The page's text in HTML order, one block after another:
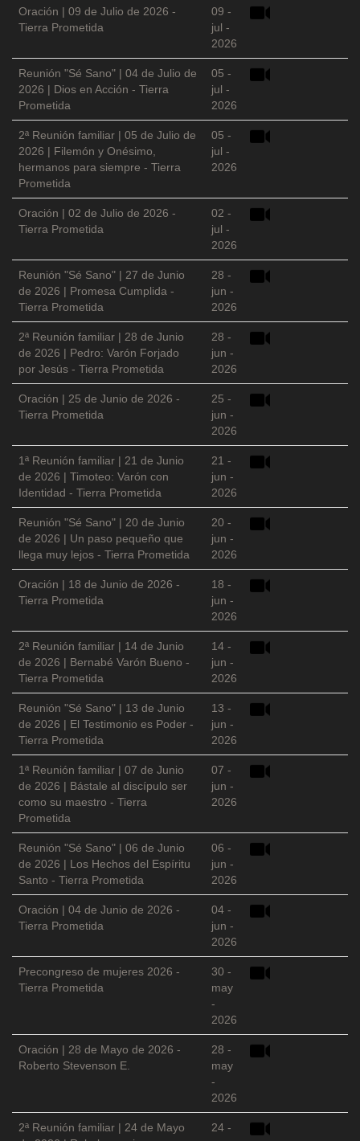
Oración | 09 de Julio de 2026 -
Tierra Prometida
09 -
jul -
2026
Reunión "Sé Sano" | 04 de Julio de
2026 | Dios en Acción - Tierra
Prometida
05 -
jul -
2026
2ª Reunión familiar | 05 de Julio de
2026 | Filemón y Onésimo,
hermanos para siempre - Tierra
Prometida
05 -
jul -
2026
Oración | 02 de Julio de 2026 -
Tierra Prometida
02 -
jul -
2026
Reunión "Sé Sano" | 27 de Junio
de 2026 | Promesa Cumplida -
Tierra Prometida
28 -
jun -
2026
2ª Reunión familiar | 28 de Junio
de 2026 | Pedro: Varón Forjado
por Jesús - Tierra Prometida
28 -
jun -
2026
Oración | 25 de Junio de 2026 -
Tierra Prometida
25 -
jun -
2026
1ª Reunión familiar | 21 de Junio
de 2026 | Timoteo: Varón con
Identidad - Tierra Prometida
21 -
jun -
2026
Reunión "Sé Sano" | 20 de Junio
de 2026 | Un paso pequeño que
llega muy lejos - Tierra Prometida
20 -
jun -
2026
Oración | 18 de Junio de 2026 -
Tierra Prometida
18 -
jun -
2026
2ª Reunión familiar | 14 de Junio
de 2026 | Bernabé Varón Bueno -
Tierra Prometida
14 -
jun -
2026
Reunión "Sé Sano" | 13 de Junio
de 2026 | El Testimonio es Poder -
Tierra Prometida
13 -
jun -
2026
1ª Reunión familiar | 07 de Junio
de 2026 | Bástale al discípulo ser
como su maestro - Tierra
Prometida
07 -
jun -
2026
Reunión "Sé Sano" | 06 de Junio
de 2026 | Los Hechos del Espíritu
Santo - Tierra Prometida
06 -
jun -
2026
Oración | 04 de Junio de 2026 -
Tierra Prometida
04 -
jun -
2026
Precongreso de mujeres 2026 -
Tierra Prometida
30 -
may
-
2026
Oración | 28 de Mayo de 2026 -
Roberto Stevenson E.
28 -
may
-
2026
2ª Reunión familiar | 24 de Mayo
24 -